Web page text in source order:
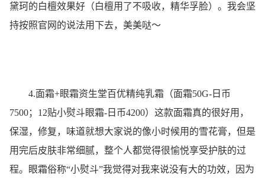
黛珂的白檀效果好（白檀用了不吸收，精华孚脸）。我会坚
持按照官网的说法用下去，美美哒～
4.面霜+眼霜资生堂百优精纯乳霜（面霜50G-日币
7500；12贴小熨斗眼霜-日币4200）这款面霜真的很好用，
保湿，修复，味道就想大家说的像小时候用的雪花膏，但是
用完后皮肤非常细腻，整个人都觉得很愉悦享受护肤的过
程。眼霜俗称“小熨斗”我觉得对我来说没有大的功效，因为